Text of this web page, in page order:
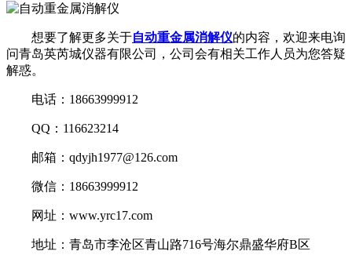
想要了解更多关于自动重金属消解仪的内容，欢迎来电询
问青岛英芮城仪器有限公司，公司会有相关工作人员为您答疑
解惑。
电话：18663999912
QQ：116623214
邮箱：qdyjh1977@126.com
微信：18663999912
网址：www.yrc17.com
地址：青岛市李沧区青山路716号海尔鼎盛华府B区